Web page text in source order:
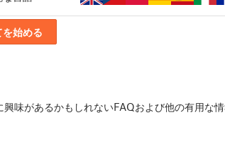
始める
味があるかもしれないFAQおよび他の有用な